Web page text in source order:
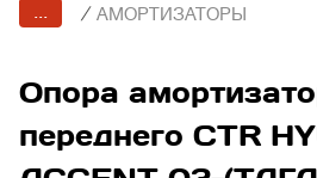
... / АМОРТИЗАТОРЫ
Опора
переднего CTR